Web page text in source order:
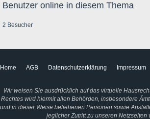
Benutzer online in diesem Thema
2 Besucher
Home AGB Datenschutzerklärung Impressum
Wir weisen Sie ausdrücklich auf das virtuelle
Rechtes wird hiermit allen Behörden, insbesondere
und in dieser Weise beliehenen Personen sowie
jeglicher Zutritt zu unseren Netzseiten